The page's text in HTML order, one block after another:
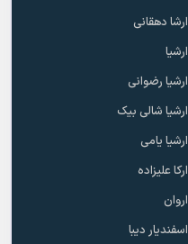
ارشا دهقانی
ارشیا
ارشیا رضوانی
ارشیا شالی بیک
ارشیا یامی
ارکا علیزاده
اروان
اسفندیار دیبا